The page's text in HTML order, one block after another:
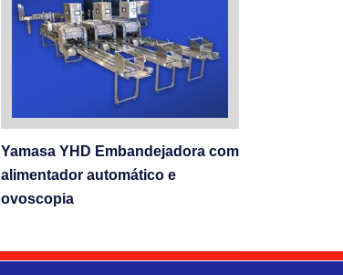
Yamasa YHD Embandejadora com
alimentador automático e
ovoscopia